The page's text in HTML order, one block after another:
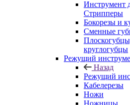
Инструмент
Стрипперы
Бокорезы и
Сменные
круглогубцы
Режущий
Назад
Режущий
Кабелерезы
Ножи
Ножницы